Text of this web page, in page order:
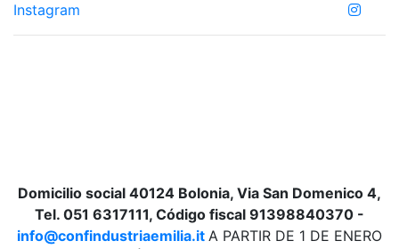
Instagram
Domicilio social 40124 Bolonia, Via San Domenico 4,
Tel. 051 6317111, Código fiscal 91398840370 -
info@confindustriaemilia.it A PARTIR DE 1 DE ENERO